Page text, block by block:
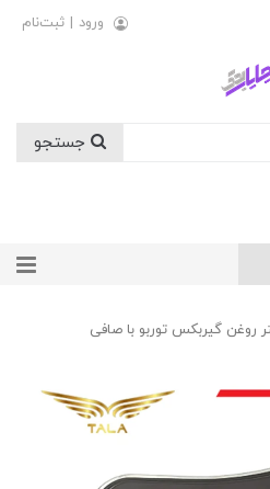
ورود | ثبت‌نام
روغن گیربکس توربو با صافی